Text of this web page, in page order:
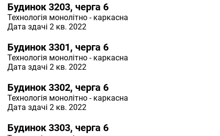
Будинок 3203, черга 6
Технологія монолітно - каркасна
Дата здачі 2 кв. 2022
Будинок 3301, черга 6
Технологія монолітно - каркасна
Дата здачі 2 кв. 2022
Будинок 3302, черга 6
Технологія монолітно - каркасна
Дата здачі 2 кв. 2022
Будинок 3303, черга 6